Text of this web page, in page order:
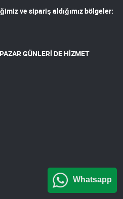
ve sipariş aldığımız bölgeler:
GÜNLERİ DE HİZMET
Whatsapp